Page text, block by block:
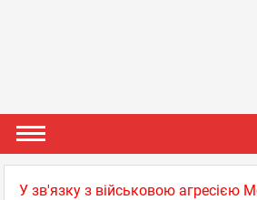
У зв'язку з військовою агресією